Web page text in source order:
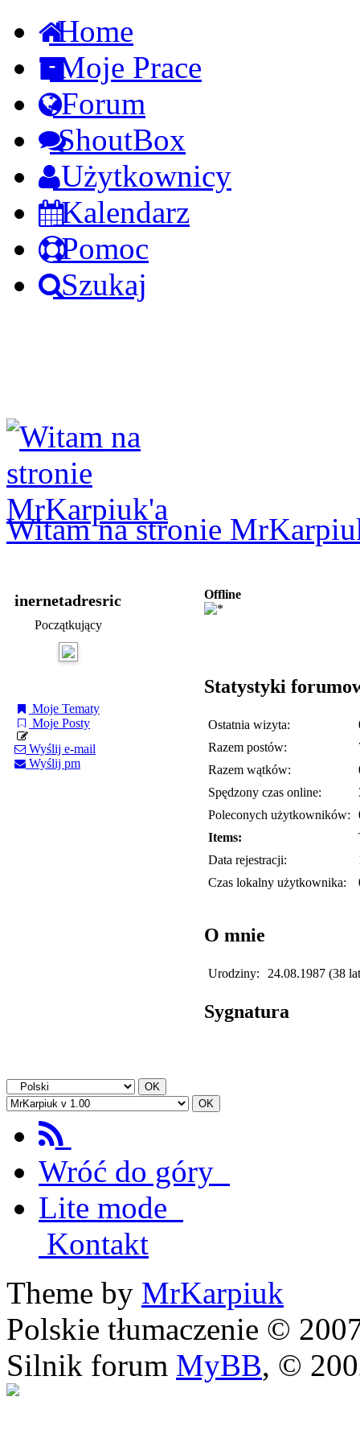
Home
Moje Prace
Forum
ShoutBox
Użytkownicy
Kalendarz
Pomoc
Szukaj
Witam na stronie
inernetadresric
Początkujący
Moje Tematy
Moje Posty
Wyślij e-mail
Wyślij pm
Offline
Statystyki
Ostatnia wizyta:
Razem postów:
Razem wątków:
Spędzony czas online:
Poleconych użytkowników:
Items:
Data rejestracji:
Czas lokalny użytkownika:
O mnie
Urodziny: 24.08.1987 (38
Sygnatura
Wróć do góry
Lite mode
Kontakt
Theme by MrKarpiuk
Polskie tłumaczenie ©
Silnik forum MyBB, ©